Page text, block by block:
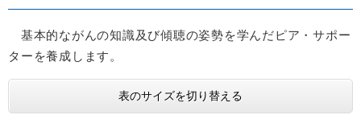
基本的ながんの知識及び傾聴の姿勢を学んだピア・サポー
ターを養成します。
表のサイズを切り替える